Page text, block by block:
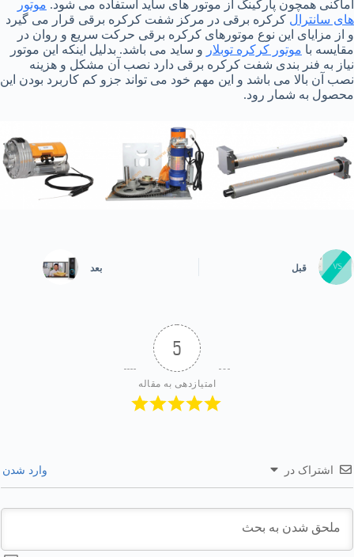
اماکنی همچون پارکینگ از موتور های ساید استفاده می شود. موتور
های سانترال کرکره برقی در مرکز شفت کرکره برقی قرار می گیرد
و از مزایای این نوع موتورهای کرکره برقی حرکت سریع و روان در
مقایسه با موتور کرکره توبلار و ساید می باشد. بدلیل اینکه این موتور
نیاز به فنر بندی شفت کرکره برقی دارد نصب آن مشکل و هزینه
نصب آن بالا می باشد و این مهم خود می تواند جزو کم کاربرد بودن این
محصول به شمار رود.
قبل بعد
5
امتیازدهی به مقاله
اشتراک در وارد شدن